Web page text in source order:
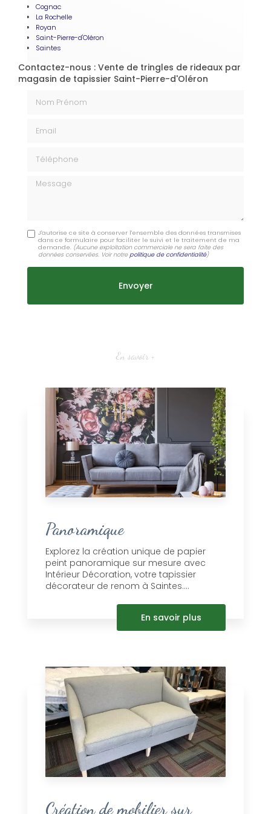
Cognac
La Rochelle
Royan
Saint-Pierre-d'Oléron
Saintes
Contactez-nous : Vente de tringles de rideaux par
magasin de tapissier Saint-Pierre-d'Oléron
Message
J'autorise ce site à conserver l'ensemble des données transmises
dans ce formulaire pour faciliter le suivi et le traitement de ma
demande. (Aucune exploitation commerciale ne sera faite des
données conservées. Voir notrepolitique de confidentialité)
En savoir +
Panoramique
Explorez la création unique de papier
peint panoramique sur mesure avec
Intérieur Décoration, votre tapissier
décorateur de renom à Saintes....
En savoir plus
Création de mobilier sur